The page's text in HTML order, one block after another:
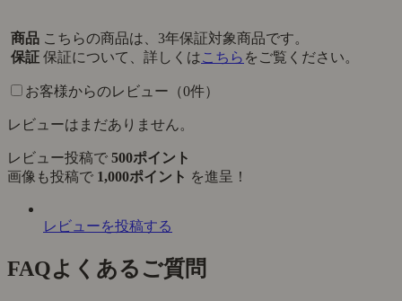
商品
保証
こちらの商品は、3年保証対象商品です。
保証について、詳しくはこちら をご覧ください。
お客様からのレビュー（0件）
レビューはまだありません。
レビュー投稿で 500ポイント
画像も投稿で 1,000ポイント を進呈！
レビューを投稿する
FAQよくあるご質問